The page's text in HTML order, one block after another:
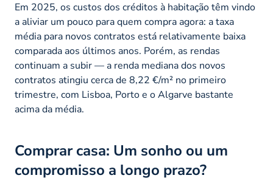
Em 2025, os custos dos créditos à habitação têm vindo
a aliviar um pouco para quem compra agora: a taxa
média para novos contratos está relativamente baixa
comparada aos últimos anos. Porém, as rendas
continuam a subir — a renda mediana dos novos
contratos atingiu cerca de 8,22 €/m² no primeiro
trimestre, com Lisboa, Porto e o Algarve bastante
acima da média.
Comprar casa: Um sonho ou um
compromisso a longo prazo?